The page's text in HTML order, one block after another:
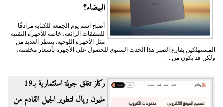
البيضاء؟
أصبح اسم يوم الجمعة للكتابة مرادفًا
للصفقات الرائعة، خاصة للأجهزة التقنية
مثل الأجهزة اللوحية. ينتظر العديد من
المستهلكين بفارغ الصبر هذا الحدث السنوي للحصول على الأجهزة بأسعار مخفضة،
ولكن قد يكون من...
ركاز تغلق جولة استثمارية بـ19
مليون ريال لتطوير الجيل القادم من